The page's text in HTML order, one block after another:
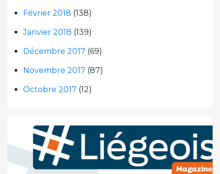
Février 2018 (138)
Janvier 2018 (139)
Décembre 2017 (69)
Novembre 2017 (87)
Octobre 2017 (12)